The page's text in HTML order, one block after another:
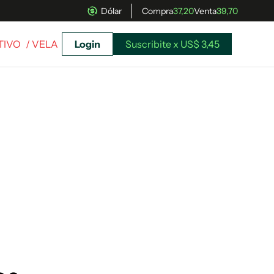
Dólar Compra37,20Venta39,70
/ VELA Login Suscribite x US$ 3,45